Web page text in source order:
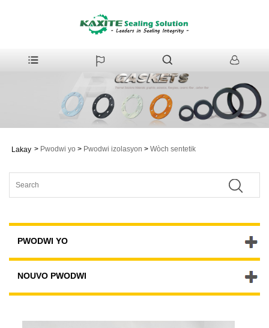
Lakay > Pwodwi yo > Pwodwi izolasyon > Wòch sentetik
PWODWI YO
NOUVO PWODWI